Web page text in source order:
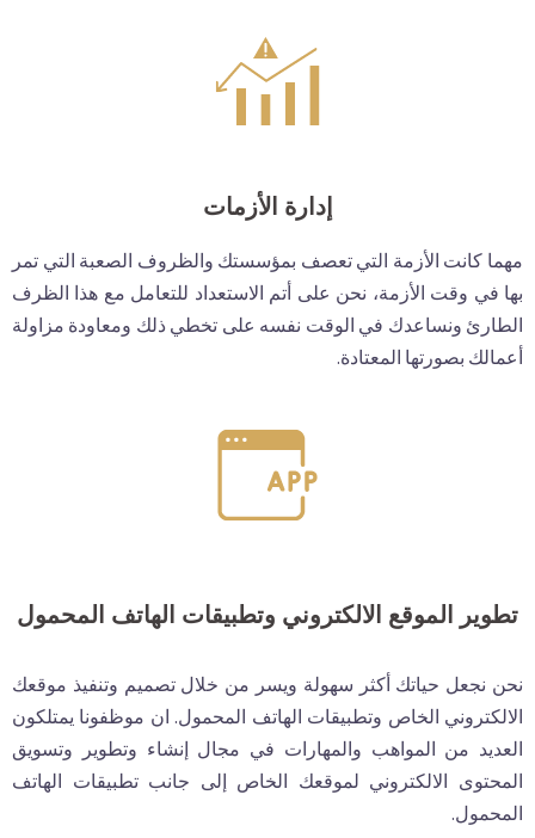
إدارة الأزمات
مهما كانت الأزمة التي تعصف بمؤسستك والظروف الصعبة التي تمر
بها في وقت الأزمة، نحن على أتم الاستعداد للتعامل مع هذا الظرف
الطارئ ونساعدك في الوقت نفسه على تخطي ذلك ومعاودة مزاولة
أعمالك بصورتها المعتادة.
تطوير الموقع الالكتروني وتطبيقات الهاتف المحمول
نحن نجعل حياتك أكثر سهولة ويسر من خلال تصميم وتنفيذ موقعك
الالكتروني الخاص وتطبيقات الهاتف المحمول. ان موظفونا يمتلكون
العديد من المواهب والمهارات في مجال إنشاء وتطوير وتسويق
المحتوى الالكتروني لموقعك الخاص إلى جانب تطبيقات الهاتف
المحمول.